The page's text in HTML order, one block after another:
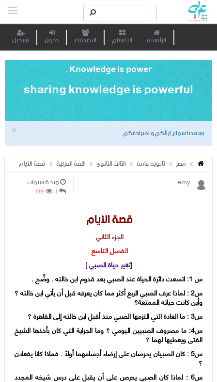
الرئيسية الاقسام الاصدقاء دخول تسجيل
Knowledge is power ,
sharing knowledge is powerful
يسعدنا سماع ارائكم و اقتراحاتكم
مصر
ثانويه عامة الثالث الثانوى اللغة العربية
قصة الأيام
emy
منذ 6 سنوات
1
139
قصة الأيام
الجزء الثاني
الفصل التاسع
[تغير حياة الصبي ]
س 1: اتسعت دائرة الحياة عند الصبي بعد قدوم ابن خالته . وضِّح .
س2 : لماذا عرف الصبي الربع أكثر مما كان يعرفه قبل أن يأتي ابن خالته ؟
وأين كانت حياته الممتعة؟
س3 : ما العادة التي التزمها الصبي منذ أقبل ابن خالته إلى القاهرة ؟
س4: ما مصروف الصبيين اليومي ؟ وما الجراية التي كان يأخذها الشيخ
الفتى ويعطيها لهما ؟
س5 : كان الصبيان يحرصان على إرضاء أجسامهما أولاً . فماذا كانا يفعلان
؟
س6 : لماذا كان الصبي يحرص على أن يقبل على درس شيخه المجدد